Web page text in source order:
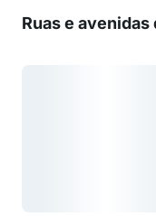
Ruas e avenidas